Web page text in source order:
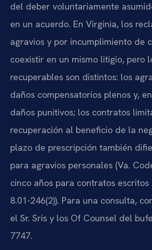
del deber voluntariamente
en un acuerdo. En Virginia, los
agravios y por incumplimiento de
coexistir en un mismo litigio, pero
recuperables son distintos: los
daños compensatorios plenos y,
daños punitivos; los contratos
recuperación al beneficio de la
plazo de prescripción también
para agravios personales (Va.
cinco años para contratos escritos
8.01-246(2)). Para una consulta,
el Sr. Sris y los Of Counsel del
7747.